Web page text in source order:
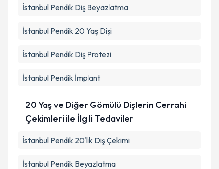
İstanbul Pendik Diş Beyazlatma
İstanbul Pendik 20 Yaş Dişi
İstanbul Pendik Diş Protezi
İstanbul Pendik İmplant
20 Yaş ve Diğer Gömülü Dişlerin Cerrahi
Çekimleri ile İlgili Tedaviler
İstanbul Pendik 20'lik Diş Çekimi
İstanbul Pendik Beyazlatma